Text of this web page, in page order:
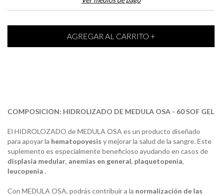
COMPOSICION: HIDROLIZADO DE MEDULA OSA - 60 SOF GEL
El HIDROLOZADO de MEDULA OSA es un producto diseñado
para apoyar la hematopoyesis y mejorar la salud de la sangre. Este
suplemento es especialmente beneficioso ayudando en casos de
displasia medular, anemias en general, plaquetopenia,
leucopenia .
Con MEDULA OSA, podrás contribuir a la normalización de las